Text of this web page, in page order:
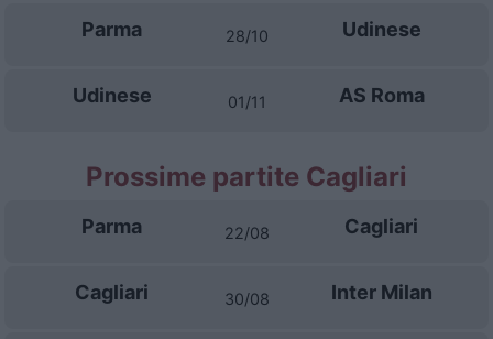
Parma 28/10 Udinese
Udinese 01/11 AS Roma
Prossime partite Cagliari
Parma 22/08 Cagliari
Cagliari 30/08 Inter Milan